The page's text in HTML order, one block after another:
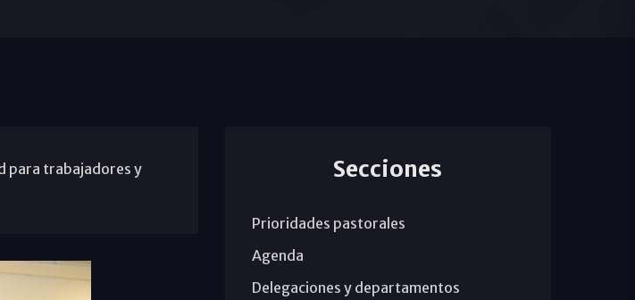
para trabajadores y
Secciones
Prioridades pastorales
Agenda
Delegaciones y departamentos